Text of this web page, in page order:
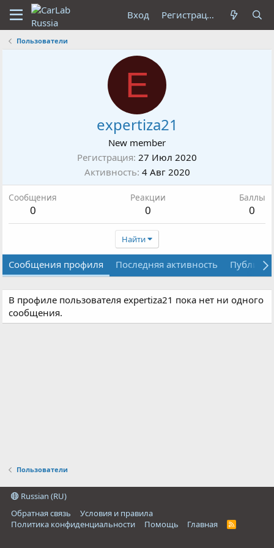
Вход Регистрация
Пользователи
E
expertiza21
New member
Регистрация 27 Июл 2020
Активность 4 Авг 2020
Сообщения
0
Реакции
0
Баллы
0
Найти
Сообщения профиля Последняя активность
В профиле пользователя expertiza21 пока нет ни одного
сообщения.
Пользователи
Russian (RU)
Обратная связь
Условия и правила
Политика конфиденциальности
Помощь Главная
R